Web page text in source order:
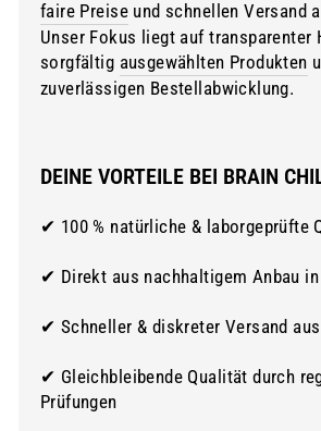
faire Preiseund schnellen Versand
Unser Fokus liegt auf transparenter
sorgfältig ausgewählten Produkten
zuverlässigen Bestellabwicklung.
DEINE VORTEILE BEI BRAIN
✔ 100 % natürliche & laborgeprüfte
✔ Direkt aus nachhaltigem Anbau
✔ Schneller & diskreter Versand
✔ Gleichbleibende Qualität durch
Prüfungen